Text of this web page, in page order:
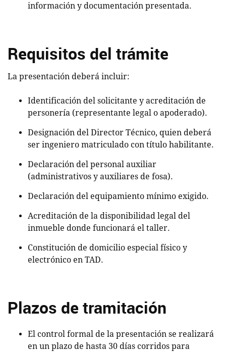
información y documentación presentada.
Requisitos del trámite
La presentación deberá incluir:
Identificación del solicitante y acreditación de
personería (representante legal o apoderado).
Designación del Director Técnico, quien deberá
ser ingeniero matriculado con título habilitante.
Declaración del personal auxiliar
(administrativos y auxiliares de fosa).
Declaración del equipamiento mínimo exigido.
Acreditación de la disponibilidad legal del
inmueble donde funcionará el taller.
Constitución de domicilio especial físico y
electrónico en TAD.
Plazos de tramitación
El control formal de la presentación se realizará
en un plazo de hasta 30 días corridos para